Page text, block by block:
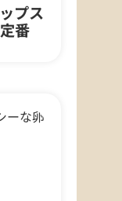
プス
番